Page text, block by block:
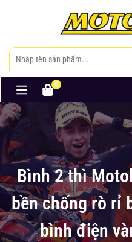
0
Bình 2 thì
bền chống rò rỉ
bình điện